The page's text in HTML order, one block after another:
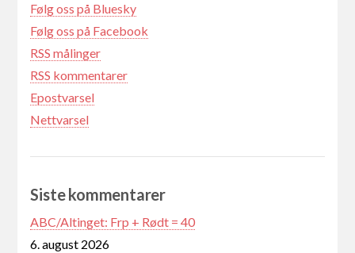
Følg oss på Bluesky
Følg oss på Facebook
RSS målinger
RSS kommentarer
Epostvarsel
Nettvarsel
Siste kommentarer
ABC/Altinget: Frp + Rødt = 40
6. august 2026